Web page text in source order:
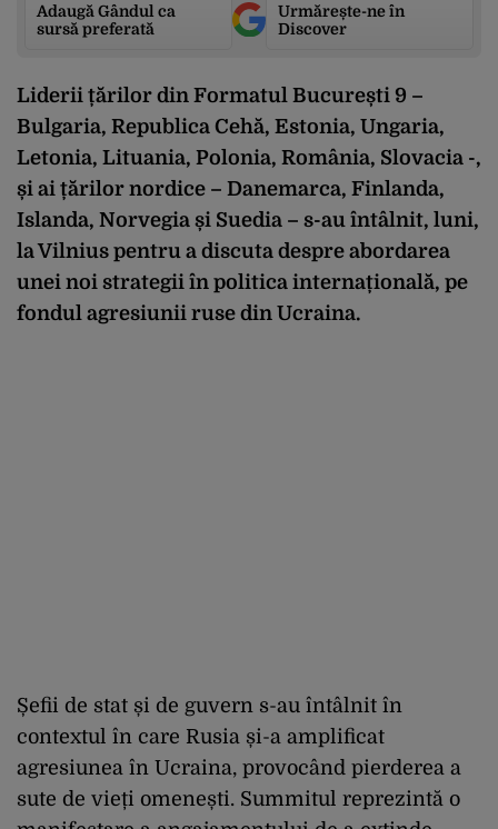
Adaugă Gândul ca
sursă preferată
Urmărește-ne în
Discover
Liderii țărilor din Formatul București 9 –
Bulgaria, Republica Cehă, Estonia, Ungaria,
Letonia, Lituania, Polonia, România, Slovacia -,
și ai țărilor nordice – Danemarca, Finlanda,
Islanda, Norvegia și Suedia – s-au întâlnit, luni,
la Vilnius pentru a discuta despre abordarea
unei noi strategii în politica internațională, pe
fondul agresiunii ruse din Ucraina.
Șefii de stat și de guvern s-au întâlnit în
contextul în care Rusia și-a amplificat
agresiunea în Ucraina, provocând pierderea a
sute de vieți omenești. Summitul reprezintă o